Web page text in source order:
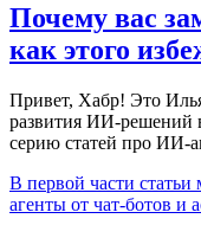
Почему вас
как этого
Привет, Хабр! Это
развития ИИ-решений
серию статей про ИИ-
В первой части
агенты от чат-ботов и